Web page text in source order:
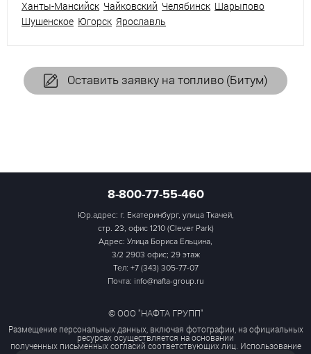
Ханты-Мансийск Чайковский Челябинск Шарыпово
Шушенское Югорск Ярославль
Оставить заявку на топливо (Битум)
8-800-77-55-460
Юр.адрес: г. Екатеринбург, улица Ткачей,
стр. 23, офис 1210 (Clever Park)
Адрес: Улица Бориса Ельцина,
3/2 2903 офис; 29 этаж
Тел: +7 (343) 305-77-07
Почта: info@nafta-group.ru
© ООО "НАФТА ГРУПП"
Размещение персональных данных, включая фотографии, на официальных
ресурсах осуществляется на основании
полученных письменных согласий соответствующих лиц. Использование